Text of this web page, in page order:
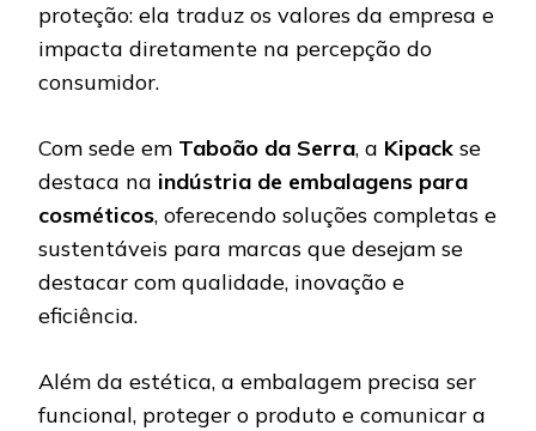
proteção: ela traduz os valores da empresa e
impacta diretamente na percepção do
consumidor.
Com sede em Taboão da Serra, a Kipack se
destaca na indústria de embalagens para
cosméticos, oferecendo soluções completas e
sustentáveis para marcas que desejam se
destacar com qualidade, inovação e
eficiência.
Além da estética, a embalagem precisa ser
funcional, proteger o produto e comunicar a